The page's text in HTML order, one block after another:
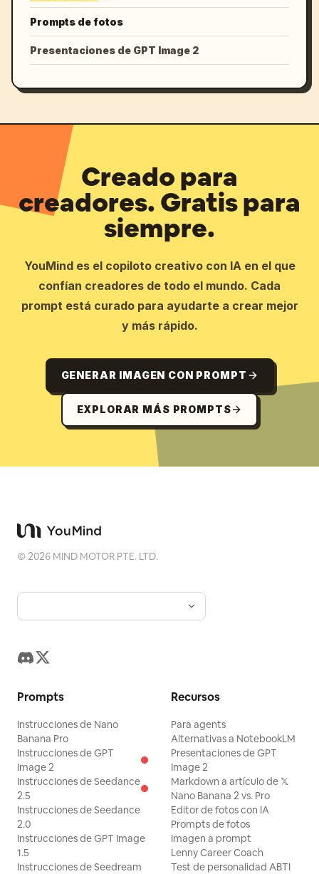
Prompts de fotos
Presentaciones de GPT Image 2
Creado para
creadores. Gratis para
siempre.
YouMind es el copiloto creativo con IA en el que
confían creadores de todo el mundo. Cada
prompt está curado para ayudarte a crear mejor
y más rápido.
GENERAR IMAGEN CON PROMPT
EXPLORAR MÁS PROMPTS
©2026 MIND MOTOR PTE. LTD.
Prompts
Instrucciones de Nano
Banana Pro
Instrucciones de GPT
Image 2
Instrucciones de Seedance
2.5
Instrucciones de Seedance
2.0
Instrucciones de GPT Image
1.5
Instrucciones de Seedream
Recursos
Para agents
Alternativas a NotebookLM
Presentaciones de GPT
Image 2
Markdown a artículo de 𝕏
Nano Banana 2 vs. Pro
Editor de fotos con IA
Prompts de fotos
Imagen a prompt
Lenny Career Coach
Test de personalidad ABTI